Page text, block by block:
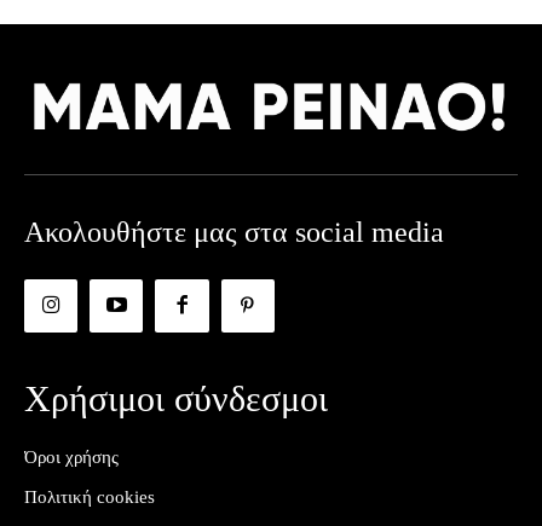
Ακολουθήστε μας στα social media
Χρήσιμοι σύνδεσμοι
Όροι χρήσης
Πολιτική cookies